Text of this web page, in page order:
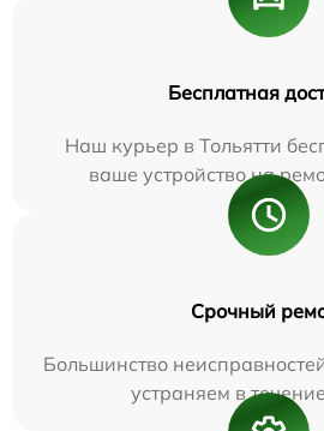
Бесплатная
Наш курьер в Тольятти
ваше устройство на
Срочный
Большинство
устраняем в